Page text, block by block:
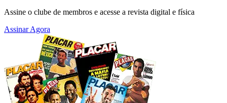
Assine o clube de membros e acesse a revista digital e física
Assinar Agora